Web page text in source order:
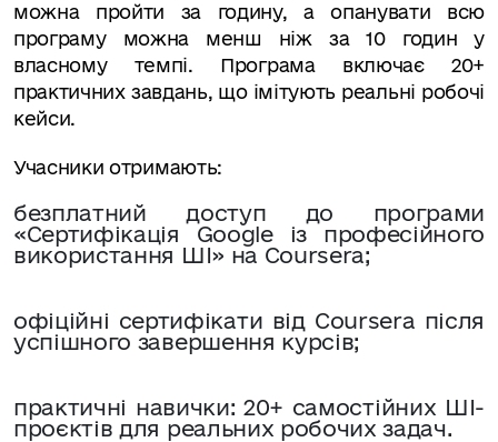
можна пройти за годину, а опанувати всю
програму можна менш ніж за 10 годин у
власному темпі. Програма включає 20+
практичних завдань, що імітують реальні робочі
кейси.
Учасники отримають:
безплатний доступ до програми
«Сертифікація Google із професійного
використання ШІ» на Coursera;
офіційні сертифікати від Coursera після
успішного завершення курсів;
практичні навички: 20+ самостійних ШІ-
проєктів для реальних робочих задач.